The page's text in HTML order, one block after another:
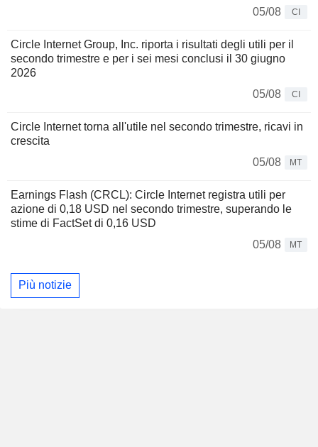
05/08
CI
Circle Internet Group, Inc. riporta i risultati degli utili per il
secondo trimestre e per i sei mesi conclusi il 30 giugno
2026
05/08
CI
Circle Internet torna all'utile nel secondo trimestre, ricavi in
crescita
05/08
MT
Earnings Flash (CRCL): Circle Internet registra utili per
azione di 0,18 USD nel secondo trimestre, superando le
stime di FactSet di 0,16 USD
05/08
MT
Più notizie